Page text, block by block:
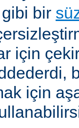
gibi bir
için
için